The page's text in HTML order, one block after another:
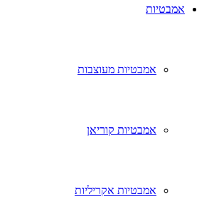
אמבטיות
אמבטיות מעוצבות
אמבטיות קוריאן
אמבטיות אקריליות